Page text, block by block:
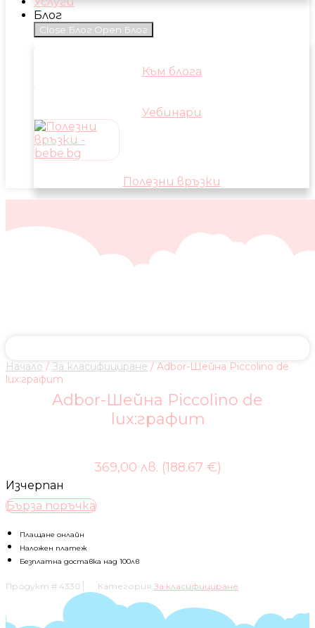
Блог
Close Блог Open Блог
Към блога
Уебинари
Полезни връзки
Начало / За класифициране / Adbor-Шейна Piccolino de
lux:графит
Adbor-Шейна Piccolino de
lux:графит
369,00 лв. (188.67 €)
Изчерпан
Бърза поръчка
Плащане онлайн
Наложен платеж
Безплатна доставка над 100лв
Продукт # 4330 Категория За класифициране